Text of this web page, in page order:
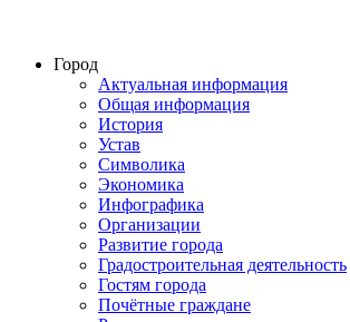
Город
Актуальная информация
Общая информация
История
Устав
Символика
Экономика
Инфографика
Организации
Развитие города
Градостроительная деятельность
Гостям города
Почётные граждане